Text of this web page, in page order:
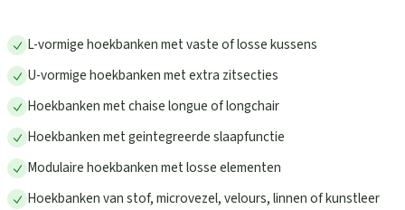
L-vormige hoekbanken met vaste of losse kussens
U-vormige hoekbanken met extra zitsecties
Hoekbanken met chaise longue of longchair
Hoekbanken met geintegreerde slaapfunctie
Modulaire hoekbanken met losse elementen
Hoekbanken van stof, microvezel, velours, linnen of kunstleer